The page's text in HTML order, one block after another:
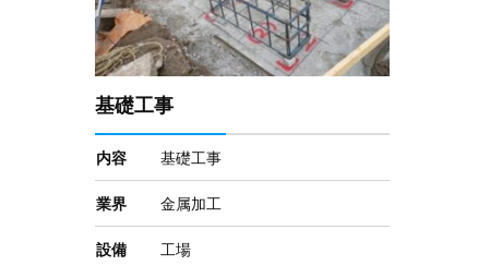
基礎工事
内容 基礎工事
業界 金属加工
設備 工場